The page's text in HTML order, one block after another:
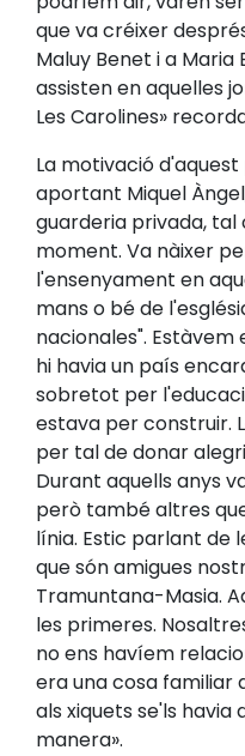
que va créixer
Maluy Benet i a Maria
assisten en aquelles
Les Carolines»
La motivació
aportant Miquel
guarderia privada, tal
moment. Va nàixer
l'ensenyament en
mans o bé de
nacionales". Estàvem
hi havia un país
sobretot per
estava per construir.
per tal de donar
Durant aquells anys
però també altres
línia. Estic parlant de
que són amigues
Tramuntana-Masia.
les primeres.
no ens havíem
era una cosa familiar
als xiquets se'ls
manera».